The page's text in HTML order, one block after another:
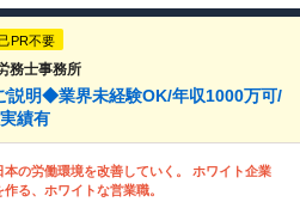
PR不要
務士事務所
説明◆業界未経験OK/年収1000万可/
績有
本の労働環境を改善していく。 ホワイト企業
作る、ホワイトな営業職。